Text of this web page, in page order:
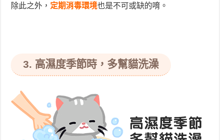
除此之外， 定期消毒環境也是不可或缺的唷。
3. 高濕度季節時，多幫貓洗澡